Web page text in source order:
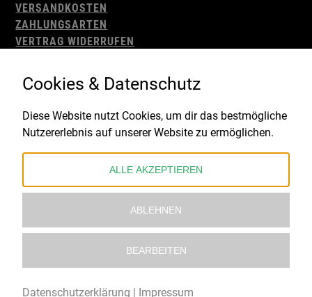
VERSANDKOSTEN
ZAHLUNGSARTEN
VERTRAG WIDERRUFEN
WIDERRUFSBELEHRUNG
IMPRESSUM
Gefördert durch:
Cookies & Datenschutz
Diese Website nutzt Cookies, um dir das bestmögliche
Nutzererlebnis auf unserer Website zu ermöglichen.
ALLE AKZEPTIEREN
ABLEHNEN
BEARBEITEN
Datenschutzerklärung | Impressum